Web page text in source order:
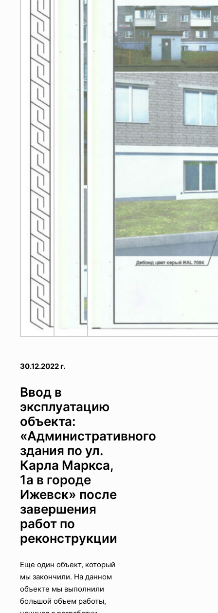
30.12.2022 г.
Ввод в
эксплуатацию
объекта:
«Административного
здания по ул.
Карла Маркса,
1а в городе
Ижевск» после
завершения
работ по
реконструкции
Еще один объект, который
мы закончили. На данном
объекте мы выполнили
большой объем работы,